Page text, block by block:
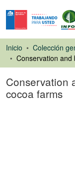
Inicio Colección
Conservation
cocoa farms